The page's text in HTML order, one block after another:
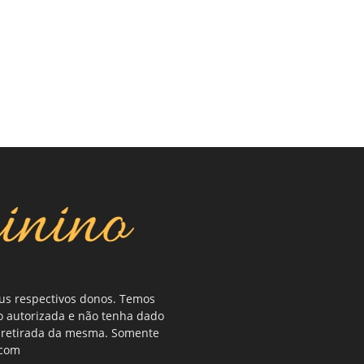
respectivos donos. Temos
autorizada e não tenha dado
da mesma. Somente